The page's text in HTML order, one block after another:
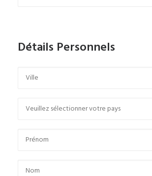
Détails Personnels